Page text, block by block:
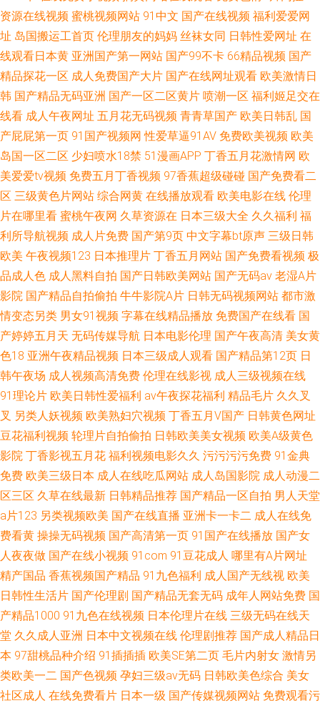
资源在线视频 蜜桃视频网站 91中文 国产在线视频 福利爱爱网
址 岛国搬运工首页 伦理朋友的妈妈 丝袜女同 日韩性爱网址 在
线观看日本黄 亚洲国产第一网站 国产99不卡 66精品视频 国产
精品探花一区 成人免费国产大片 国产在线网址观看 欧美激情日
韩 国产精品无码亚洲 国产一区二区黄片 喷潮一区 福利姬足交在
线看 成人午夜网址 五月花无码视频 青青草国产 欧美日韩乱 国
产屁屁第一页 91国产视频网 性爱草逼91AV 免费欧美视频 欧美
岛国一区二区 少妇喷水18禁 51漫画APP 丁香五月花激情网 欧
美爱爱tv视频 免费五月丁香视频 97香蕉超级碰碰 国产免费看二
区 三级黄色片网站 综合网黄 在线播放观看 欧美电影在线 伦理
片在哪里看 蜜桃午夜网 久草资源在 日本三级大全 久久福利 福
利所导航视频 成人片免费 国产第9页 中文字幕bt原声 三级日韩
欧美 午夜视频123 日本推理片 丁香五月网站 国产免费看视频 极
品成人色 成人黑料自拍 国产日韩欧美网站 国产无码av 老湿A片
影院 国产精品自拍偷拍 牛牛影院A片 日韩无码视频网站 都市激
情变态另类 男女91视频 字幕在线精品播放 免费国产在线看 国
产婷婷五月天 无码传媒导航 日本电影伦理 国产午夜高清 美女黄
色18 亚洲午夜精品视频 日本三级成人观看 国产精品第12页 日
韩午夜场 成人视频高清免费 伦理在线影视 成人三级视频在线
91理论片 欧美日韩性爱福利 av午夜探花福利 精品毛片 久久叉
叉 另类人妖视频 欧美熟妇穴视频 丁香五月V国产 日韩黄色网址
豆花福利视频 轮理片自拍偷拍 日韩欧美美女视频 欧美A级黄色
影院 丁香影视五月花 福利视频电影久久 污污污污免费 91金典
免费 欧美三级日本 成人在线吃瓜网站 成人岛国影院 成人动漫二
区三区 久草在线最新 日韩精品推荐 国产精品一区自拍 男人天堂
a片123 另类视频欧美 国产在线直播 亚洲卡一卡二 成人在线免
费看黄 操操无码视频 国产高清第一页 91国产在线播放 国产女
人夜夜做 国产在线小视频 91com 91豆花成人 哪里有A片网址
精产国品 香蕉视频国产精品 91九色福利 成人国产无线视 欧美
日韩性生活片 国产伦理剧 国产精品无套无码 成年人网站免费 国
产精品1000 91九色在线视频 日本伦理片在线 三级无码在线天
堂 久久成人亚洲 日本中文视频在线 伦理剧推荐 国产成人精品日
本 97甜桃品种介绍 91插插插 欧美SE第二页 毛片内射女 激情另
类欧美一二 国产色视频 孕妇三级av无码 日韩欧美色综合 美女
社区成人 在线免费看片 日本一级 国产传媒视频网站 免费观看污